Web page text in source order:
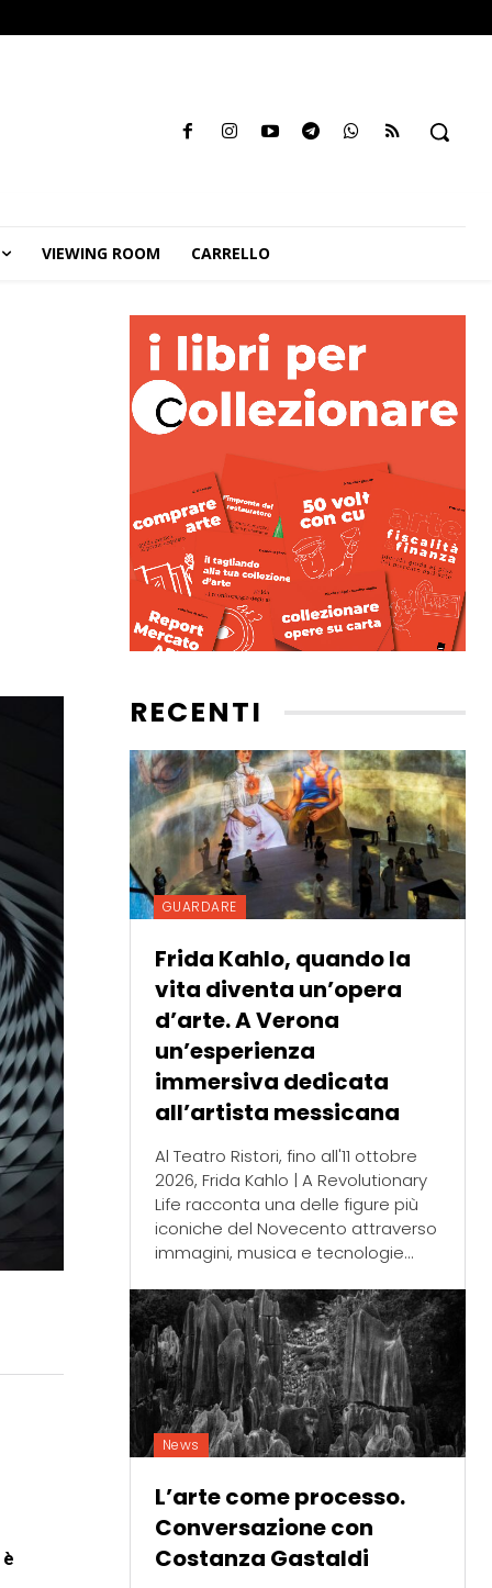
VIEWING ROOM CARRELLO
RECENTI
GUARDARE
Frida Kahlo, quando la
vita diventa un’opera
d’arte. A Verona
un’esperienza
immersiva dedicata
all’artista messicana
Al Teatro Ristori, fino all'11 ottobre
2026, Frida Kahlo | A Revolutionary
Life racconta una delle figure più
iconiche del Novecento attraverso
immagini, musica e tecnologie...
News
L’arte come processo.
Conversazione con
Costanza Gastaldi